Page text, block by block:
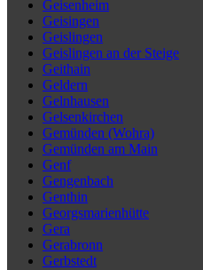
Geisenheim
Geisingen
Geislingen
Geislingen an der Steige
Geithain
Geldern
Gelnhausen
Gelsenkirchen
Gemünden (Wohra)
Gemünden am Main
Genf
Gengenbach
Genthin
Georgsmarienhütte
Gera
Gerabronn
Gerbstedt